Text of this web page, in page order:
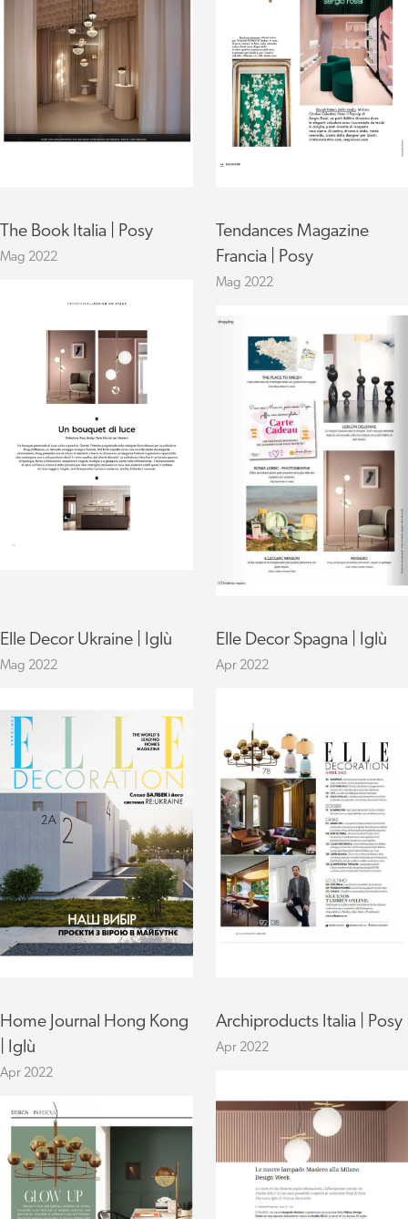
The Book Italia | Posy
Mag 2022
Tendances Magazine
Francia | Posy
Mag 2022
Elle Decor Ukraine | Iglù
Mag 2022
Elle Decor Spagna | Iglù
Apr 2022
Home Journal Hong Kong
| Iglù
Apr 2022
Archiproducts Italia | Posy
Apr 2022